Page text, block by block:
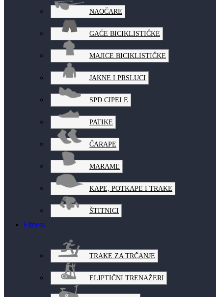
NAOČARE
GAĆE BICIKLISTIČKE
MAJICE BICIKLISTIČKE
JAKNE I PRSLUCI
SPD CIPELE
PATIKE
ČARAPE
MARAME
KAPE, POTKAPE I TRAKE
ŠTITNICI
Fitness
TRAKE ZA TRČANJE
ELIPTIČNI TRENAŽERI